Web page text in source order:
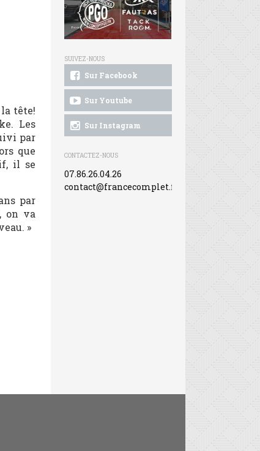
tête!
Les
par
que
il se
par
on va
»
SUIVEZ-NOUS
Sur Facebook
Sur Youtube
Sur Instagram
CONTACTEZ-NOUS
07.86.26.04.26
contact@francecomplet.fr